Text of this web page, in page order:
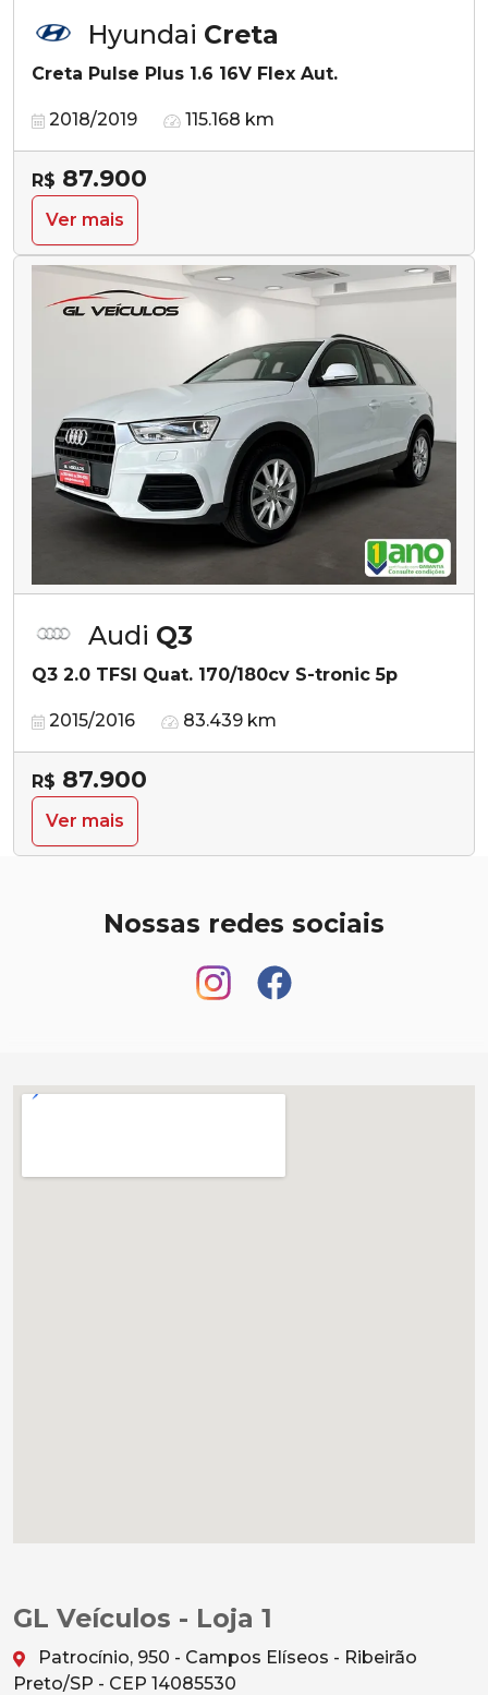
Hyundai Creta
Creta Pulse Plus 1.6 16V Flex Aut.
2018/2019 115.168 km
R$ 87.900
Ver mais
Audi Q3
Q3 2.0 TFSI Quat. 170/180cv S-tronic 5p
2015/2016 83.439 km
R$ 87.900
Ver mais
Nossas redes sociais
GL Veículos - Loja 1
Patrocínio, 950 - Campos Elíseos - Ribeirão
Preto/SP - CEP 14085530